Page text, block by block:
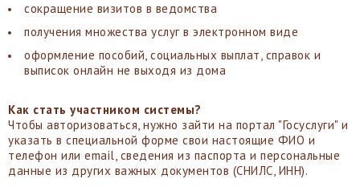
сокращение визитов в ведомства
получения множества услуг в электронном виде
оформление пособий, социальных выплат, справок и
выписок онлайн не выходя из дома
Как стать участником системы?
Чтобы авторизоваться, нужно зайти на портал "Госуслуги" и
указать в специальной форме свои настоящие ФИО и
телефон или email, сведения из паспорта и персональные
данные из других важных документов (СНИЛС, ИНН).